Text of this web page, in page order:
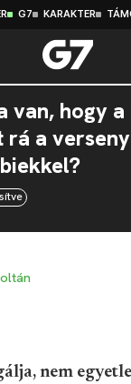
G7 KARAKTER
van, hogy a
rá a
nem